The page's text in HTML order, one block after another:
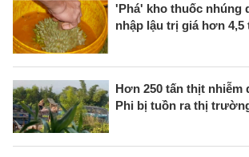
'Phá' kho thuốc nhúng
nhập lậu trị giá hơn 4,5
Hơn 250 tấn thịt nhiễm
Phi bị tuồn ra thị